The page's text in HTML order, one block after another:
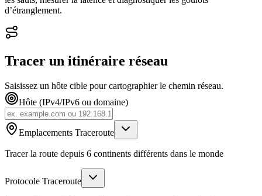
d’étranglement.
Tracer un itinéraire réseau
Saisissez un hôte cible pour cartographier le chemin réseau.
Hôte (IPv4/IPv6 ou domaine)
Emplacements Traceroute
Tracer la route depuis 6 continents différents dans le monde
Protocole Traceroute